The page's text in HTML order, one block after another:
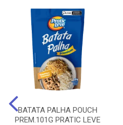
BATATA PALHA POUCH
PREM.101G PRATIC LEVE